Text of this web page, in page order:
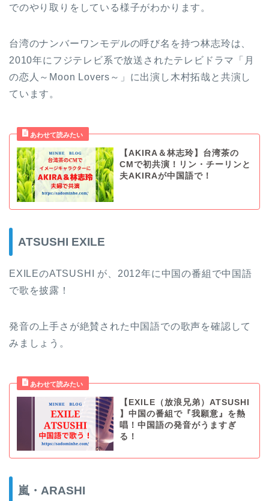
でのやり取りをしている様子がわかります。
台湾のナンバーワンモデルの呼び名を持つ林志玲は、
2010年にフジテレビ系で放送されたテレビドラマ「月
の恋人～Moon Lovers～」に出演し木村拓哉と共演し
ています。
【AKIRA＆林志玲】台湾茶の
CMで初共演！リン・チーリンと
夫AKIRAが中国語で！
ATSUSHI EXILE
EXILEのATSUSHI が、2012年に中国の番組で中国語
で歌を披露！
発音の上手さが絶賛された中国語での歌声を確認して
みましょう。
【EXILE（放浪兄弟）ATSUSHI
】中国の番組で『我願意』を熱
唱！中国語の発音がうますぎ
る！
嵐・ARASHI